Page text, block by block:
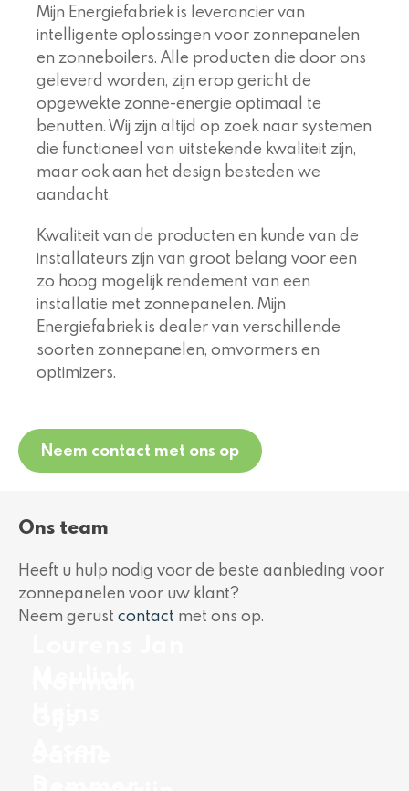
Mijn Energiefabriek is leverancier van
intelligente oplossingen voor zonnepanelen
en zonneboilers. Alle producten die door ons
geleverd worden, zijn erop gericht de
opgewekte zonne-energie optimaal te
benutten. Wij zijn altijd op zoek naar systemen
die functioneel van uitstekende kwaliteit zijn,
maar ook aan het design besteden we
aandacht.
Kwaliteit van de producten en kunde van de
installateurs zijn van groot belang voor een
zo hoog mogelijk rendement van een
installatie met zonnepanelen. Mijn
Energiefabriek is dealer van verschillende
soorten zonnepanelen, omvormers en
optimizers.
Neem contact met ons op
Ons team
Heeft u hulp nodig voor de beste aanbieding voor
zonnepanelen voor uw klant?
Neem gerust contact met ons op.